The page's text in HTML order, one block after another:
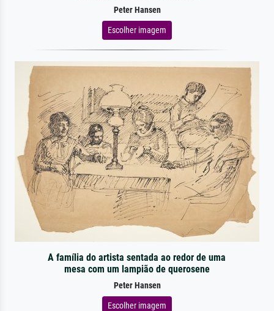
Peter Hansen
Escolher imagem
A família do artista sentada ao redor de uma
mesa com um lampião de querosene
Peter Hansen
Escolher imagem